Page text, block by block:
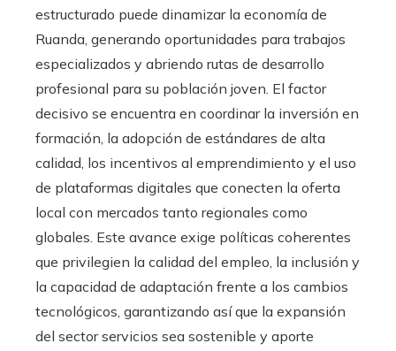
estructurado puede dinamizar la economía de
Ruanda, generando oportunidades para trabajos
especializados y abriendo rutas de desarrollo
profesional para su población joven. El factor
decisivo se encuentra en coordinar la inversión en
formación, la adopción de estándares de alta
calidad, los incentivos al emprendimiento y el uso
de plataformas digitales que conecten la oferta
local con mercados tanto regionales como
globales. Este avance exige políticas coherentes
que privilegien la calidad del empleo, la inclusión y
la capacidad de adaptación frente a los cambios
tecnológicos, garantizando así que la expansión
del sector servicios sea sostenible y aporte